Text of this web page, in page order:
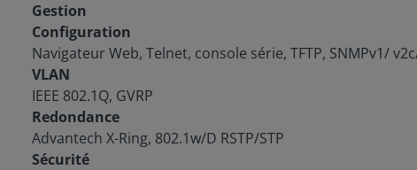
Gestion
Configuration
Navigateur Web, Telnet, console série, TFTP, SNMPv1/
VLAN
IEEE 802.1Q, GVRP
Redondance
Advantech X-Ring, 802.1w/D RSTP/STP
Sécurité